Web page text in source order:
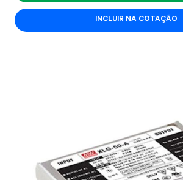
INCLUIR NA COTAÇÃO